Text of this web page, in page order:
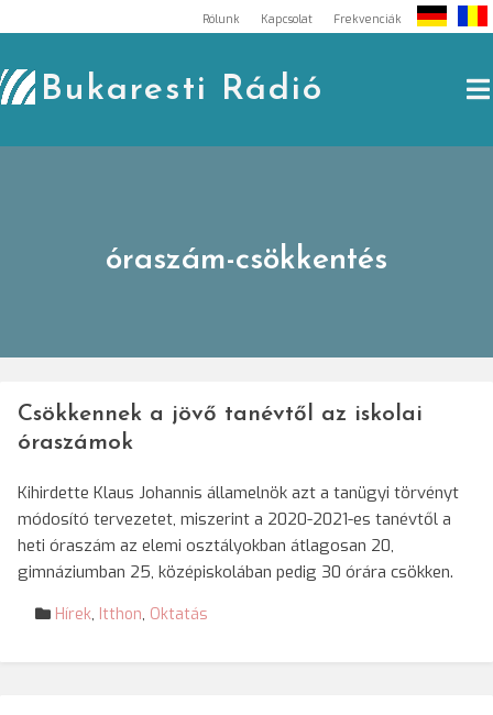
to
content
Rólunk Kapcsolat Frekvenciák
Bukaresti Rádió
óraszám-csökkentés
Csökkennek a jövő tanévtől az iskolai
óraszámok
Kihirdette Klaus Johannis államelnök azt a tanügyi törvényt
módosító tervezetet, miszerint a 2020-2021-es tanévtől a
heti óraszám az elemi osztályokban átlagosan 20,
gimnáziumban 25, középiskolában pedig 30 órára csökken.
Hírek, Itthon, Oktatás